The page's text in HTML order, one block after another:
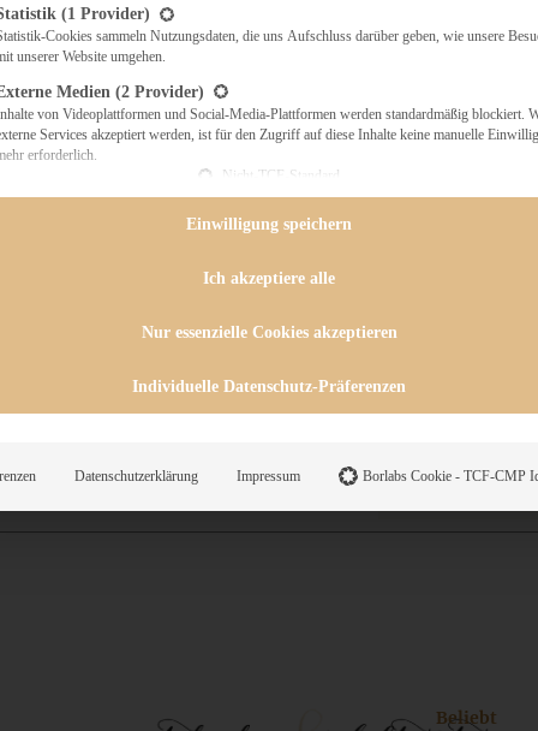
Beliebt
(1 Provider)
Cookies sammeln Nutzungsdaten, die uns Aufschluss darüber geben, wie unsere
unserer Website umgehen.
Medien (2 Provider)
von Videoplattformen und Social-Media-Plattformen werden standardmäßig blockiert.
Services akzeptiert werden, ist für den Zugriff auf diese Inhalte keine manuelle
erforderlich.
Nicht-TCF-Standard
Einwilligung speichern
Ich akzeptiere alle
Nur essenzielle Cookies akzeptieren
Individuelle Datenschutz-Präferenzen
Datenschutzerklärung Impressum Borlabs Cookie - TCF-CMP